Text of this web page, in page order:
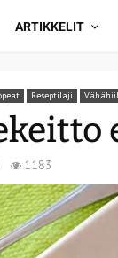
ARTIKKELIT
Reseptilaji
1183